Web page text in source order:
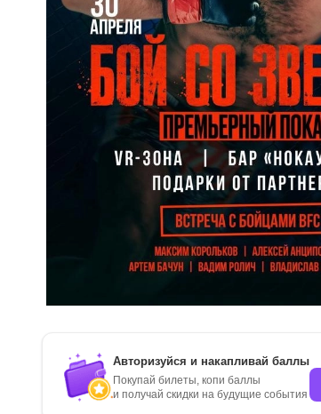
Авторизуйся и накапливай баллы
Покупай билеты, копи баллы
и получай скидки на будущие события